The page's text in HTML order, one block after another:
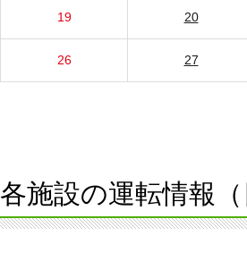
19 20
26 27
各施設の運転情報